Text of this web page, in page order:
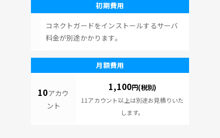
初期費用
コネクトガードをインストールするサーバ
料金が別途かかります。
月額費用
10アカウ
ント
1,100円(税別)
11アカウント以上は別途お見積りいた
します。